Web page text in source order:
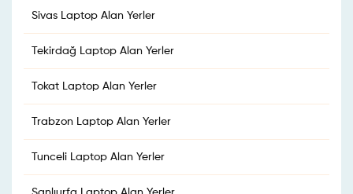
Sivas Laptop Alan Yerler
Tekirdağ Laptop Alan Yerler
Tokat Laptop Alan Yerler
Trabzon Laptop Alan Yerler
Tunceli Laptop Alan Yerler